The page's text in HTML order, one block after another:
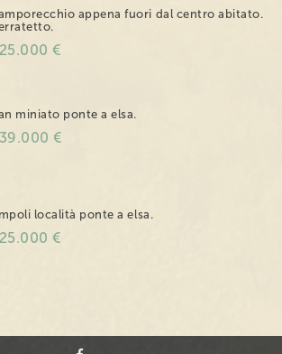
appena fuori dal centro abitato.
€
miniato ponte a elsa.
€
località ponte a elsa.
€